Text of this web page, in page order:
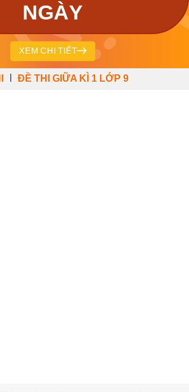
NGÀY
XEM CHI TIẾT
ĐỀ THI GIỮA KÌ 1 LỚP 9